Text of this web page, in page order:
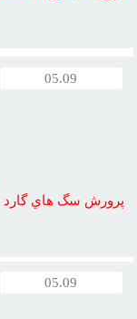
05.09
پرورش سگ هاي گارد
05.09